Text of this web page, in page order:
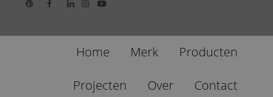
Home Merk Producten
Projecten Over Contact